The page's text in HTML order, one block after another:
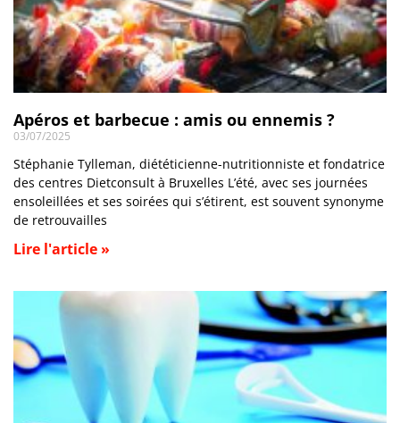
Apéros et barbecue : amis ou ennemis ?
03/07/2025
Stéphanie Tylleman, diététicienne-nutritionniste et fondatrice
des centres Dietconsult à Bruxelles L’été, avec ses journées
ensoleillées et ses soirées qui s’étirent, est souvent synonyme
de retrouvailles
Lire l'article »